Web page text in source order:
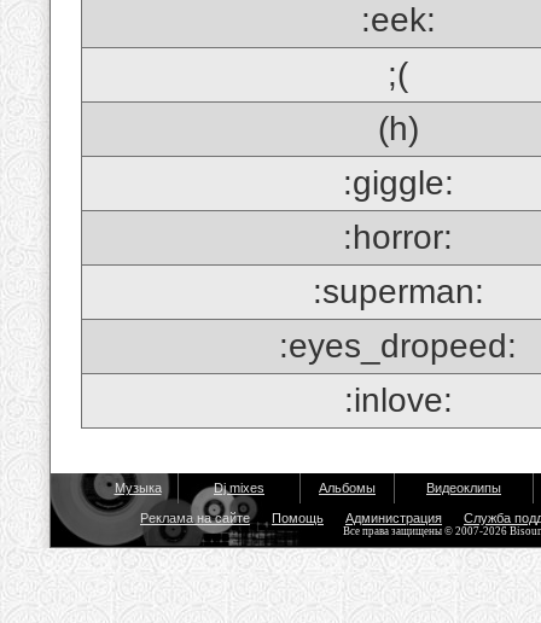
:eek:
;(
(h)
:giggle:
:horror:
:superman:
:eyes_dropeed:
:inlove:
Музыка Dj mixes Альбомы Видеоклипы
Реклама на сайте Помощь Администрация Служба
Все права защищены © 2007-2026